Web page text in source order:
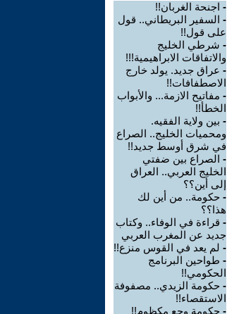
- اجنحة الغربان!!
- السفير البريطاني.. قول
على قول!!
- شرطي الخليج
والاتفاقات الابراهيمية!!!
- عراق جديد. يولد خارج
الاصطفافات!!
- مفاتيح الازمة... والأبواب
الخطأ!!
- بين ولاية الفقيه.
ومحميات الخليج.. الصراع
في شرق أوسط جديد!!
- الصراع بين ضفتي
الخليج العربي.. العراق
إلى أين؟؟
- حكومة.. من أين لك
هذا؟؟
- قراءة في الوفاء.. وكتاب
جديد عن المغرب العربي
- لم يعد في القوس منزع!!
- طواحين البرنامج
الحكومي!!
- حكومة الزيدي.. مصفوفة
الاستقصاء!!
- حكومة وجع مكظوم!!